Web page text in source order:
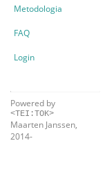
Metodologia
FAQ
Login
Powered by
<TEI:TOK>
Maarten Janssen,
2014-